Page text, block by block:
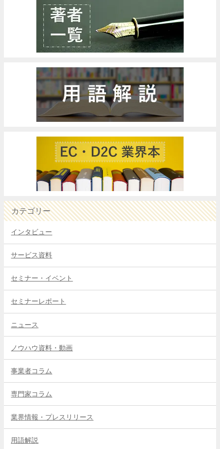
カテゴリー
インタビュー
サービス資料
セミナー・イベント
セミナーレポート
ニュース
ノウハウ資料・動画
事業者コラム
専門家コラム
業界情報・プレスリリース
用語解説